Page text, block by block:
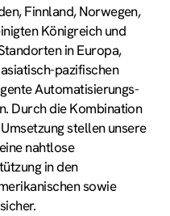
Finnland, Norwegen,
Königreich und
in Europa,
pazifischen
Automatisierungs­
Durch die Kombination
stellen unsere
nahtlose
in den
sowie